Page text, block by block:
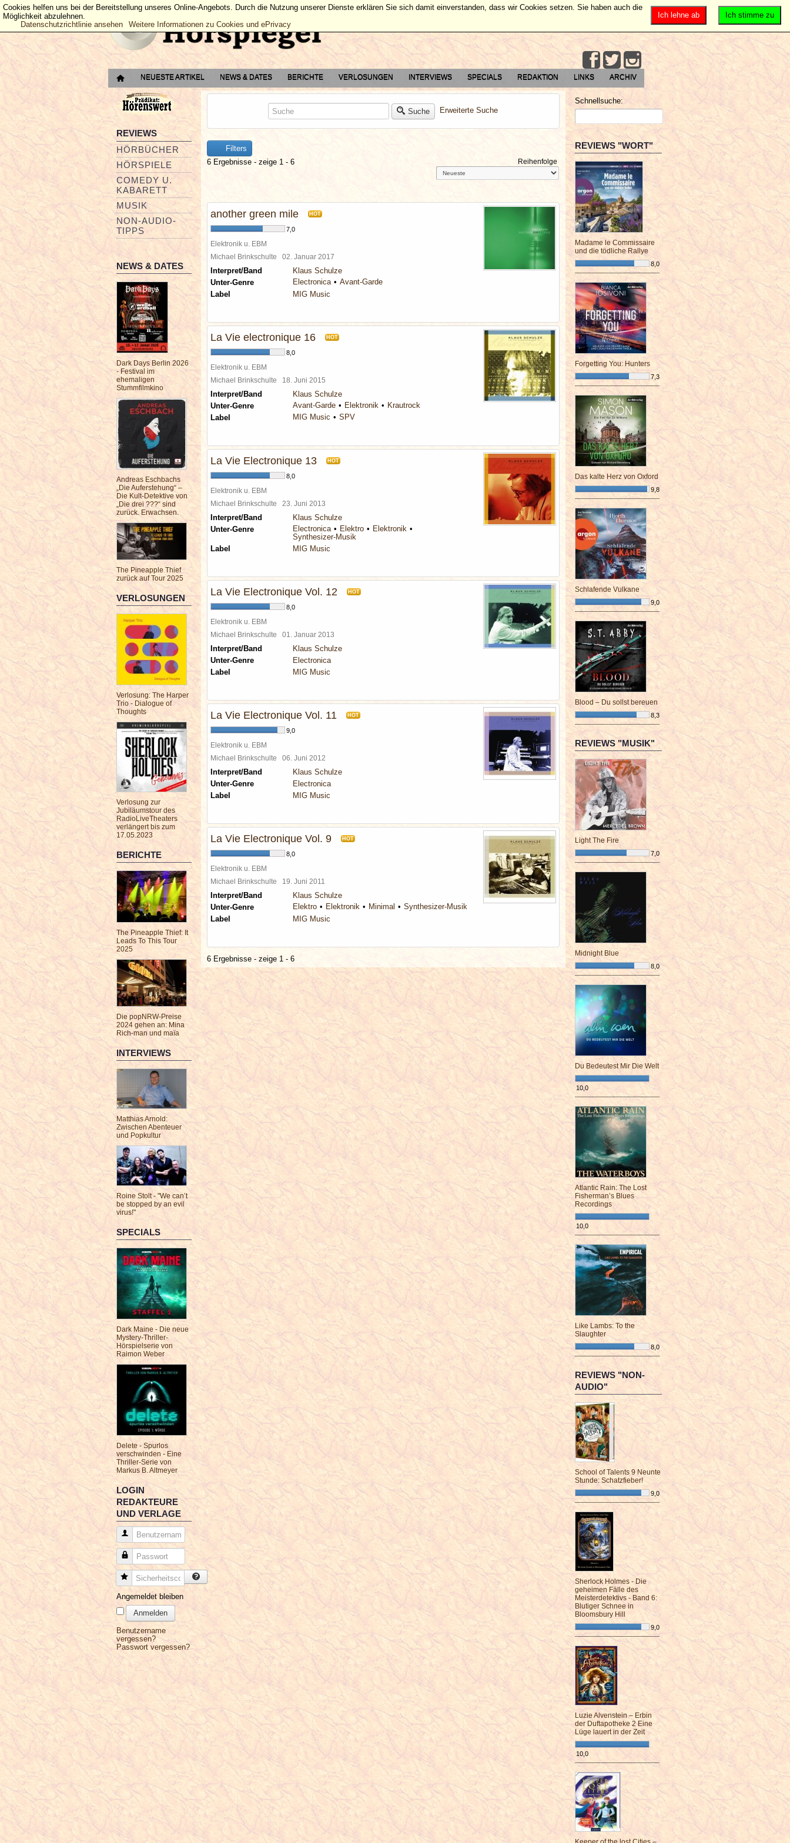
NEUESTE ARTIKEL NEWS & DATES BERICHTE VERLOSUNGEN INTERVIEWS SPECIALS REDAKTION LINKS ARCHIV
REVIEWS
HÖRBÜCHER
HÖRSPIELE
COMEDY U.
KABARETT
MUSIK
NON-AUDIO-
TIPPS
NEWS & DATES
Dark Days Berlin 2026
- Festival im
ehemaligen
Stummfilmkino
Andreas Eschbachs
„Die Auferstehung“ –
Die Kult-Detektive von
„Die drei ???“ sind
zurück. Erwachsen.
The Pineapple Thief
zurück auf Tour 2025
VERLOSUNGEN
Verlosung: The Harper
Trio - Dialogue of
Thoughts
Verlosung zur
Jubiläumstour des
RadioLiveTheaters
verlängert bis zum
17.05.2023
BERICHTE
The Pineapple Thief: It
Leads To This Tour
2025
Die popNRW-Preise
2024 gehen an: Mina
Rich-man und maïa
INTERVIEWS
Matthias Arnold:
Zwischen Abenteuer
und Popkultur
Roine Stolt - "We can’t
be stopped by an evil
virus!"
SPECIALS
Dark Maine - Die neue
Mystery-Thriller-
Hörspielserie von
Raimon Weber
Delete - Spurlos
verschwinden - Eine
Thriller-Serie von
Markus B. Altmeyer
LOGIN
REDAKTEURE
UND VERLAGE
Benutzername
Passwort
Sicherheitscode
Angemeldet bleiben
Anmelden
Benutzername
vergessen?
Passwort vergessen?
Suche Erweiterte Suche
Filters
6 Ergebnisse - zeige 1 - 6
Reihenfolge
another green mile HOT
7,0
Elektronik u. EBM
Michael Brinkschulte 02. Januar 2017
Interpret/Band
Klaus Schulze
Unter-Genre
Electronica
Avant-Garde
Label
MIG Music
La Vie electronique 16 HOT
8,0
Elektronik u. EBM
Michael Brinkschulte 18. Juni 2015
Interpret/Band
Klaus Schulze
Unter-Genre
Avant-Garde Elektronik
Krautrock
Label
MIG Music SPV
La Vie Electronique 13 HOT
8,0
Elektronik u. EBM
Michael Brinkschulte 23. Juni 2013
Interpret/Band
Klaus Schulze
Unter-Genre
Electronica Elektro
Elektronik
Synthesizer-Musik
Label
MIG Music
La Vie Electronique Vol. 12 HOT
8,0
Elektronik u. EBM
Michael Brinkschulte 01. Januar 2013
Interpret/Band
Klaus Schulze
Unter-Genre
Electronica
Label
MIG Music
La Vie Electronique Vol. 11 HOT
9,0
Elektronik u. EBM
Michael Brinkschulte 06. Juni 2012
Interpret/Band
Klaus Schulze
Unter-Genre
Electronica
Label
MIG Music
La Vie Electronique Vol. 9 HOT
8,0
Elektronik u. EBM
Michael Brinkschulte 19. Juni 2011
Interpret/Band
Klaus Schulze
Unter-Genre
Elektro Elektronik Minimal
Synthesizer-Musik
Label
MIG Music
6 Ergebnisse - zeige 1 - 6
Schnellsuche:
REVIEWS "WORT"
Madame le Commissaire
und die tödliche Rallye
8,0
¯¯¯¯¯¯¯¯¯¯¯¯¯¯¯¯¯¯¯¯¯¯¯¯
Forgetting You: Hunters
7,3
¯¯¯¯¯¯¯¯¯¯¯¯¯¯¯¯¯¯¯¯¯¯¯¯
Das kalte Herz von Oxford
9,8
¯¯¯¯¯¯¯¯¯¯¯¯¯¯¯¯¯¯¯¯¯¯¯¯
Schlafende Vulkane
9,0
¯¯¯¯¯¯¯¯¯¯¯¯¯¯¯¯¯¯¯¯¯¯¯¯
Blood – Du sollst bereuen
8,3
¯¯¯¯¯¯¯¯¯¯¯¯¯¯¯¯¯¯¯¯¯¯¯¯
REVIEWS "MUSIK"
Light The Fire
7,0
¯¯¯¯¯¯¯¯¯¯¯¯¯¯¯¯¯¯¯¯¯¯¯¯
Midnight Blue
8,0
¯¯¯¯¯¯¯¯¯¯¯¯¯¯¯¯¯¯¯¯¯¯¯¯
Du Bedeutest Mir Die Welt
10,0
¯¯¯¯¯¯¯¯¯¯¯¯¯¯¯¯¯¯¯¯¯¯¯¯
Atlantic Rain: The Lost
Fisherman’s Blues
Recordings
10,0
¯¯¯¯¯¯¯¯¯¯¯¯¯¯¯¯¯¯¯¯¯¯¯¯
Like Lambs: To the
Slaughter
8,0
¯¯¯¯¯¯¯¯¯¯¯¯¯¯¯¯¯¯¯¯¯¯¯¯
REVIEWS "NON-
AUDIO"
School of Talents 9 Neunte
Stunde: Schatzfieber!
9,0
¯¯¯¯¯¯¯¯¯¯¯¯¯¯¯¯¯¯¯¯¯¯¯¯
Sherlock Holmes - Die
geheimen Fälle des
Meisterdetektivs - Band 6:
Blutiger Schnee in
Bloomsbury Hill
9,0
¯¯¯¯¯¯¯¯¯¯¯¯¯¯¯¯¯¯¯¯¯¯¯¯
Luzie Alvenstein – Erbin
der Duftapotheke 2 Eine
Lüge lauert in der Zeit
10,0
¯¯¯¯¯¯¯¯¯¯¯¯¯¯¯¯¯¯¯¯¯¯¯¯
Ich stimme zu
Ich lehne ab
Cookies helfen uns bei der Bereitstellung unseres Online-Angebots. Durch die Nutzung unserer Dienste erklären Sie sich damit einverstanden, dass wir Cookies setzen. Sie haben auch die
Möglichkeit abzulehnen.
Datenschutzrichtlinie ansehen
Weitere Informationen zu Cookies und ePrivacy